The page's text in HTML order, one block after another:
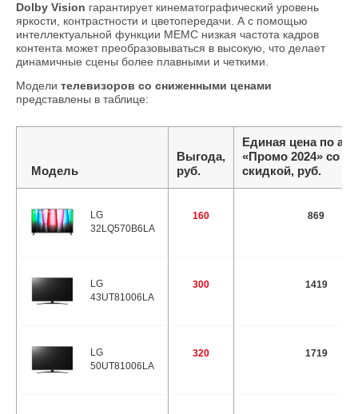
Dolby Vision гарантирует кинематографический уровень
яркости, контрастности и цветопередачи. А с помощью
интеллектуальной функции MEMC низкая частота кадров
контента может преобразовываться в высокую, что делает
динамичные сцены более плавными и четкими.
Модели телевизоров со сниженными ценами
представлены в таблице:
Модель
Выгода,
руб.
Единая цена по
«Промо 2024» со
скидкой, руб.
LG
32LQ570B6LA
160 869
LG
43UT81006LA
300 1419
LG
50UT81006LA
320 1719